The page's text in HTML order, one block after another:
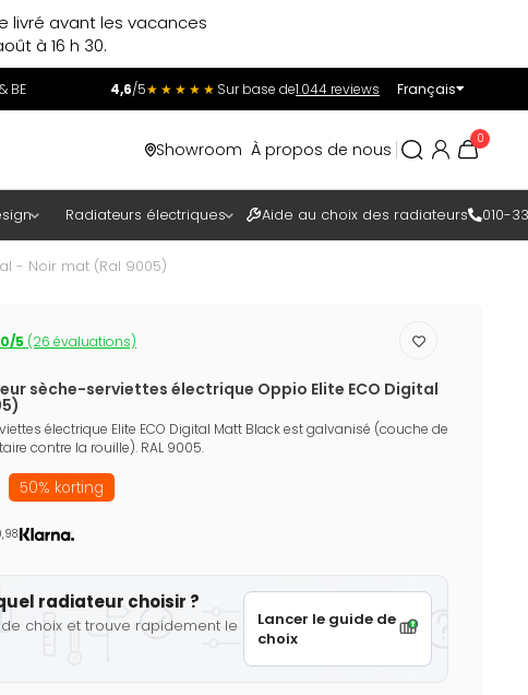
livré avant les vacances
à 16 h 30.
BE 4,6/5★★★★★ Sur base de1.044 reviews Français
Showroom À propos de nous
0
Radiateurs électriques Aide au choix des radiateurs 010-
- Noir mat (Ral 9005)
5 (26 évaluations)
sèche-serviettes électrique Oppio Elite ECO Digital
électrique Elite ECO Digital Matt Black est galvanisé (couche de
contre la rouille). RAL 9005.
50% korting
radiateur choisir ?
choix et trouve rapidement le
Lancer le guide de
choix